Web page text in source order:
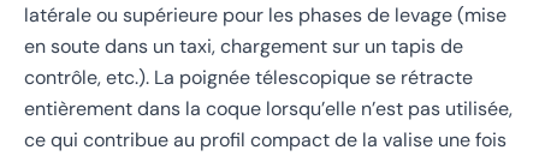
latérale ou supérieure pour les phases de levage (mise
en soute dans un taxi, chargement sur un tapis de
contrôle, etc.). La poignée télescopique se rétracte
entièrement dans la coque lorsqu’elle n’est pas utilisée,
ce qui contribue au profil compact de la valise une fois